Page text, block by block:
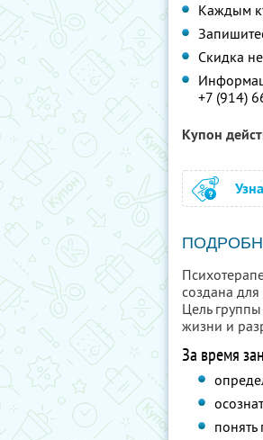
Каждым
Скидка
+7 (914)
Купон
создана
Цель
жизни и
За время